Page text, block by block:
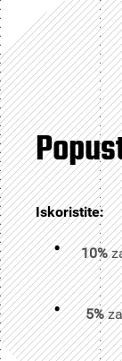
Iskoristite:
10%
5%